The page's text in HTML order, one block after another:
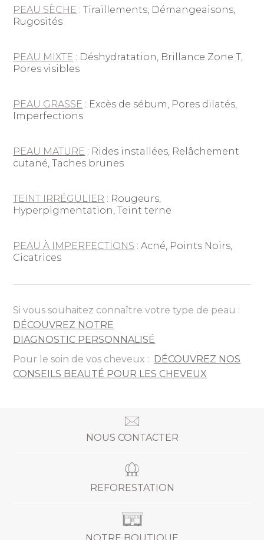
PEAU SÈCHE : Tiraillements, Démangeaisons,
Rugosités
PEAU MIXTE : Déshydratation, Brillance Zone T,
Pores visibles
PEAU GRASSE : Excès de sébum, Pores dilatés,
Imperfections
PEAU MATURE : Rides installées, Relâchement
cutané, Taches brunes
TEINT IRRÉGULIER : Rougeurs,
Hyperpigmentation, Teint terne
PEAU À IMPERFECTIONS : Acné, Points Noirs,
Cicatrices
Si vous souhaitez connaître votre type de peau :
DÉCOUVREZ NOTRE
DIAGNOSTIC PERSONNALISÉ
Pour le soin de vos cheveux : DÉCOUVREZ NOS
CONSEILS BEAUTÉ POUR LES CHEVEUX
NOUS CONTACTER
REFORESTATION